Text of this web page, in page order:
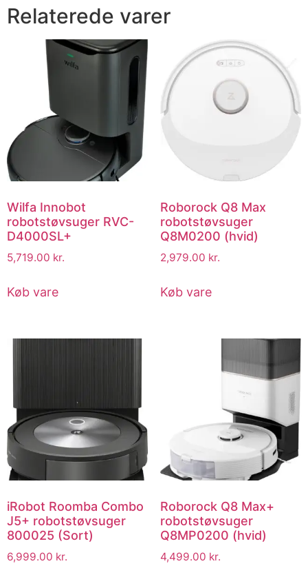
Relaterede varer
Wilfa Innobot
robotstøvsuger RVC-
D4000SL+
5,719.00 kr.
Køb vare
Roborock Q8 Max
robotstøvsuger
Q8M0200 (hvid)
2,979.00 kr.
Køb vare
iRobot Roomba Combo
J5+ robotstøvsuger
800025 (Sort)
6,999.00 kr.
Roborock Q8 Max+
robotstøvsuger
Q8MP0200 (hvid)
4,499.00 kr.